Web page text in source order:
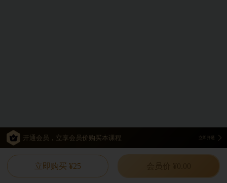
开通会员，立享会员价购买本课程 立即开通
立即购买 ¥25